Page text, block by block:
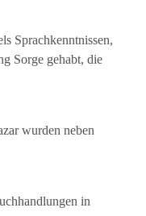
Sprachkenntnissen,
Sorge gehabt, die
wurden neben
in